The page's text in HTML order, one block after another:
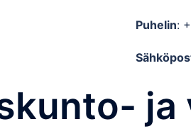
Puhelin:
ja